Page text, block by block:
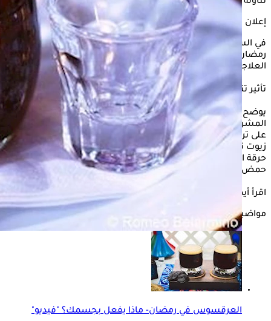
إعلان
في السياق التالي، يوضح " الكونسلتو"، تأثير تناول العرقسوس في
رمضان، وذلك حسبما ذكره الدكتور بهاء ناجي، استشاري التغذية
العلاجية.
تأثير تناول العرقسوس في رمضان
يوضح استشاري التغذية العلاجية، أن العرقسوس يعتبر من
المشروبات الرمضانية المفيدة للجسم، حيث إنه يساعد في الحفاظ
على ترطيب الجسم خلال ساعات الصيام الطويلة، لاحتوائه على
زيوت تعمل على ترطيب الجسم، بالإضافة إلى دوره في تخفيف
حرقة المعدة والارتجاع المريئي وعسر الهضم، بفضل احتوائه على
حمض الجليسريزيك الذي يمتلك خصائص مضادة للالتهابات.
اقرأ أيضًا: أمراض تمنعك من شرب العرقسوس في رمضان
مواضيع ذات صلة
العرقسوس في رمضان- ماذا يفعل بجسمك؟ "فيديو"